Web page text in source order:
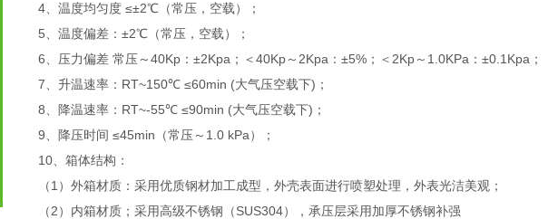
4、温度均匀度 ≤±2℃（常压，空载）；
5、温度偏差：±2℃（常压，空载）；
6、压力偏差 常压～40Kp：±2Kpa；＜40Kp～2Kpa：±5%；＜2Kp～1.0KPa：±0.1Kpa；
7、升温速率：RT~150℃ ≤60min (大气压空载下)；
8、降温速率：RT~-55℃ ≤90min (大气压空载下)；
9、降压时间 ≤45min（常压～1.0 kPa）；
10、箱体结构：
（1）外箱材质：采用优质钢材加工成型，外壳表面进行喷塑处理，外表光洁美观；
（2）内箱材质；采用高级不锈钢（SUS304），承压层采用加厚不锈钢补强